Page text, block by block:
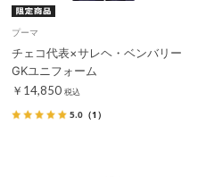
プーマ
チェコ代表×サレヘ・ベンバリー
GKユニフォーム
￥14,850 税込
5.0 （1）